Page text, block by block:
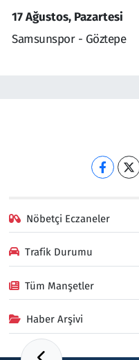
17 Ağustos, Pazartesi
Samsunspor - Göztepe
Nöbetçi Eczaneler
Trafik Durumu
Tüm Manşetler
Haber Arşivi